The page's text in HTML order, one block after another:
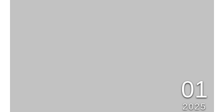
01
2025